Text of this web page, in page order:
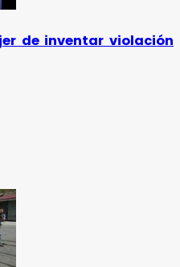
de inventar violación